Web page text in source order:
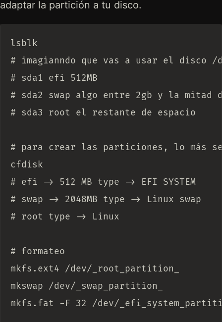
adaptar la partición a tu disco.
lsblk
# imagianndo que vas a usar el disco /
# sda1 efi 512MB
# sda2 swap algo entre 2gb y la mitad
# sda3 root el restante de espacio
# para crear las particiones, lo más
cfdisk
# efi -> 512 MB type -> EFI SYSTEM
# swap -> 2048MB type -> Linux swap
# root type -> Linux
# formateo
mkfs.ext4 /dev/_root_partition_
mkswap /dev/_swap_partition_
mkfs.fat -F 32 /dev/